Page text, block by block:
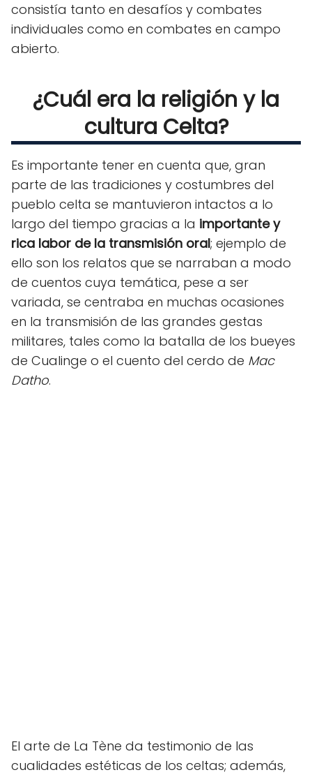
consistía tanto en desafíos y combates
individuales como en combates en campo
abierto.
¿Cuál era la religión y la
cultura Celta?
Es importante tener en cuenta que, gran
parte de las tradiciones y costumbres del
pueblo celta se mantuvieron intactos a lo
largo del tiempo gracias a la importante y
rica labor de la transmisión oral; ejemplo de
ello son los relatos que se narraban a modo
de cuentos cuya temática, pese a ser
variada, se centraba en muchas ocasiones
en la transmisión de las grandes gestas
militares, tales como la batalla de los bueyes
de Cualinge o el cuento del cerdo de Mac
Datho.
El arte de La Tène da testimonio de las
cualidades estéticas de los celtas; además,